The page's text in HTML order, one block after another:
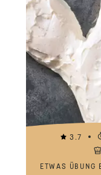
3.7
ETWAS ÜBUNG